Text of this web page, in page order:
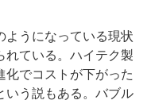
うになっている現状
れている。ハイテク製
化でコストが下がった
いう説もある。バブル